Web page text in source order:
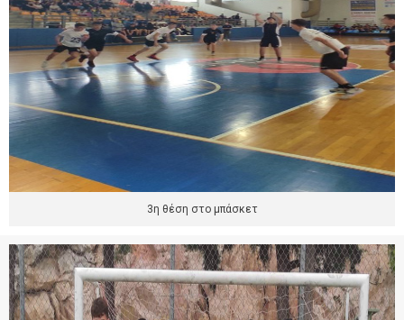
3η θέση στο μπάσκετ